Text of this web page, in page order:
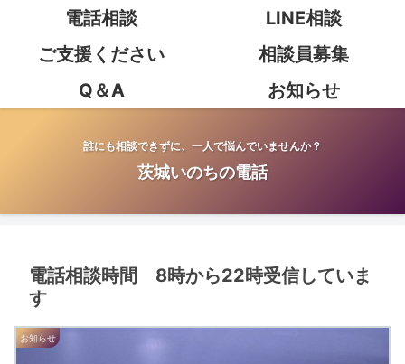
誰にも相談できずに、一人で悩んでいませんか？
茨城いのちの電話
電話相談
LINE相談
ご支援ください
相談員募集
Q＆A
お知らせ
電話相談時間 8時から22時受信していま
す
お知らせ